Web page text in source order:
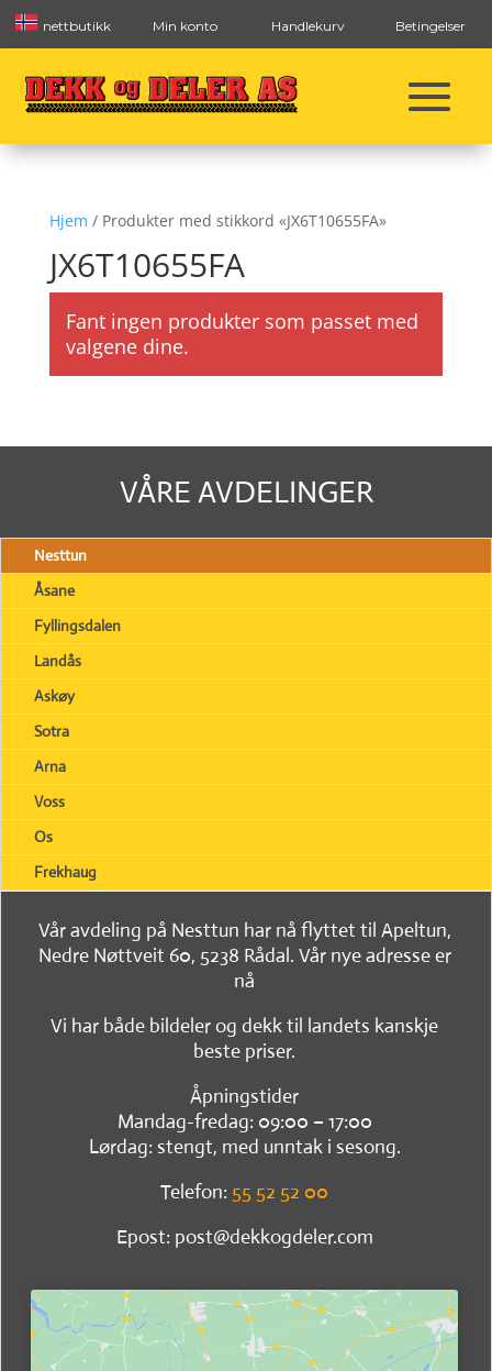
nettbutikk Min konto Handlekurv Betingelser
Hjem / Produkter med stikkord «JX6T10655FA»
JX6T10655FA
Fant ingen produkter som passet med
valgene dine.
VÅRE AVDELINGER
Nesttun
Åsane
Fyllingsdalen
Landås
Askøy
Sotra
Arna
Voss
Os
Frekhaug
Vår avdeling på Nesttun har nå flyttet til Apeltun,
Nedre Nøttveit 60, 5238 Rådal. Vår nye adresse er
nå
Vi har både bildeler og dekk til landets kanskje
beste priser.
Åpningstider
Mandag-fredag: 09:00 – 17:00
Lørdag: stengt, med unntak i sesong.
Telefon: 55 52 52 00
Epost: post@dekkogdeler.com